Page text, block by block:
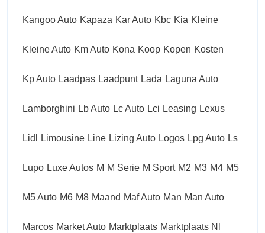
Kangoo Auto Kapaza Kar Auto Kbc Kia Kleine
Kleine Auto Km Auto Kona Koop Kopen Kosten
Kp Auto Laadpas Laadpunt Lada Laguna Auto
Lamborghini Lb Auto Lc Auto Lci Leasing Lexus
Lidl Limousine Line Lizing Auto Logos Lpg Auto Ls
Lupo Luxe Autos M M Serie M Sport M2 M3 M4 M5
M5 Auto M6 M8 Maand Maf Auto Man Man Auto
Marcos Market Auto Marktplaats Marktplaats Nl